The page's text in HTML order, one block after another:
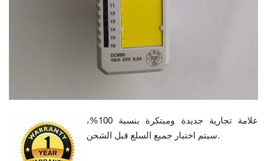
علامة تجارية جديدة ومبتكرة بنسبة 100%،
سيتم اختبار جميع السلع قبل الشحن.